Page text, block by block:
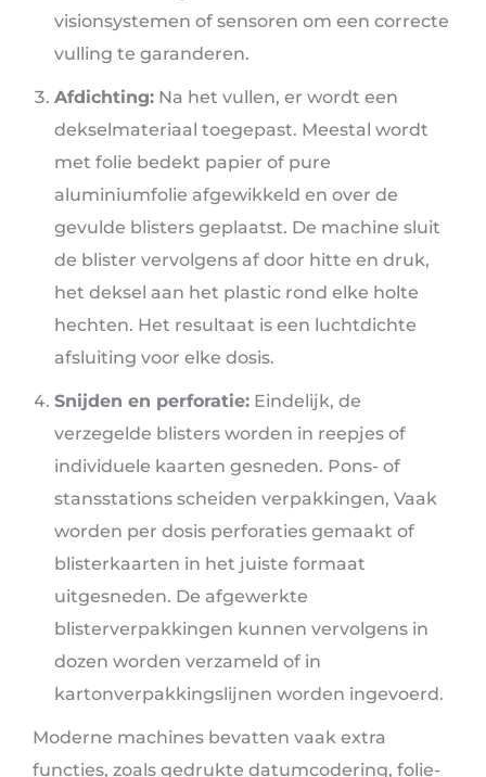
visionsystemen of sensoren om een ​​correcte
vulling te garanderen.
Afdichting: Na het vullen, er wordt een
dekselmateriaal toegepast. Meestal wordt
met folie bedekt papier of pure
aluminiumfolie afgewikkeld en over de
gevulde blisters geplaatst. De machine sluit
de blister vervolgens af door hitte en druk,
het deksel aan het plastic rond elke holte
hechten. Het resultaat is een luchtdichte
afsluiting voor elke dosis.
Snijden en perforatie: Eindelijk, de
verzegelde blisters worden in reepjes of
individuele kaarten gesneden. Pons- of
stansstations scheiden verpakkingen, Vaak
worden per dosis perforaties gemaakt of
blisterkaarten in het juiste formaat
uitgesneden. De afgewerkte
blisterverpakkingen kunnen vervolgens in
dozen worden verzameld of in
kartonverpakkingslijnen worden ingevoerd.
Moderne machines bevatten vaak extra
functies, zoals gedrukte datumcodering, folie-